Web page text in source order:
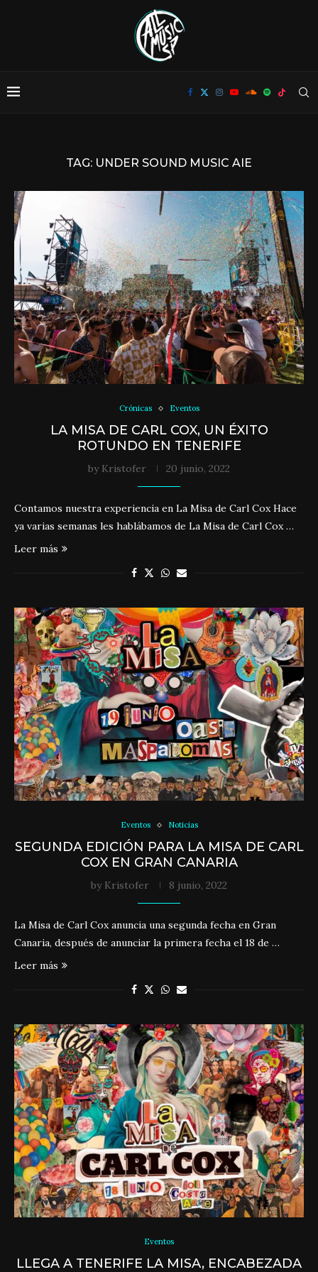
TAG: UNDER SOUND MUSIC AIE
Crónicas Eventos
LA MISA DE CARL COX, UN ÉXITO
ROTUNDO EN TENERIFE
by Kristofer 20 junio, 2022
Contamos nuestra experiencia en La Misa de Carl Cox Hace
ya varias semanas les hablábamos de La Misa de Carl Cox …
Leer más
Eventos Noticias
SEGUNDA EDICIÓN PARA LA MISA DE CARL
COX EN GRAN CANARIA
by Kristofer 8 junio, 2022
La Misa de Carl Cox anuncia una segunda fecha en Gran
Canaria, después de anunciar la primera fecha el 18 de …
Leer más
Eventos
LLEGA A TENERIFE LA MISA, ENCABEZADA